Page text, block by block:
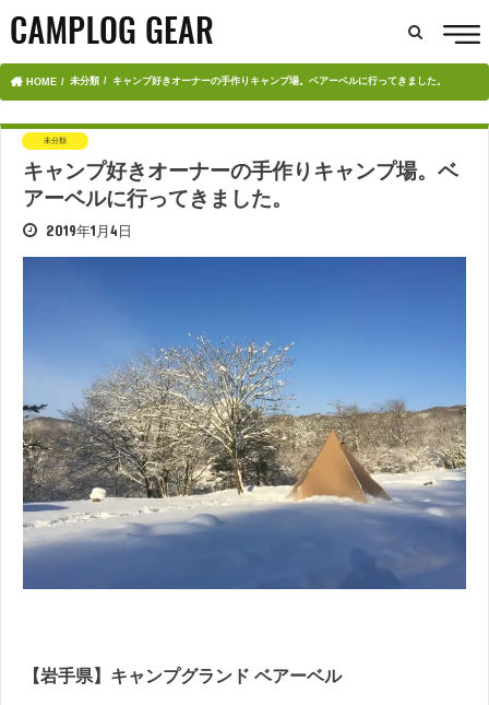
HOME 未分類 キャンプ好きオーナーの手作りキャンプ場。ベアーベルに行ってきました。
未分類
キャンプ好きオーナーの手作りキャンプ場。ベ
アーベルに行ってきました。
2019年1月4日
【岩手県】キャンプグランド ベアーベル